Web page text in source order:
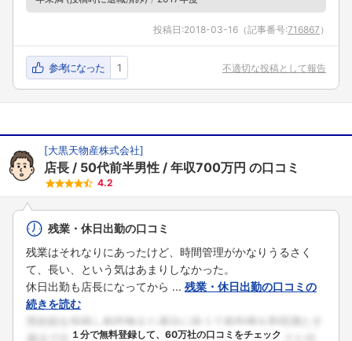
投稿日:2018-03-16 （記事番号:716867 ）
参考になった 1 不適切な投稿として報告
[大黒天物産株式会社]
店長 50代前半男性 年収700万円 の口コミ
4.2
残業・休日出勤の口コミ
残業はそれなりにあったけど、時間管理がかなりうるさく
て、長い、という気はあまりしなかった。
休日出勤も店長になってから ... 残業・休日出勤の口コミの
続きを読む
１分で無料登録して、60万社の口コミをチェック